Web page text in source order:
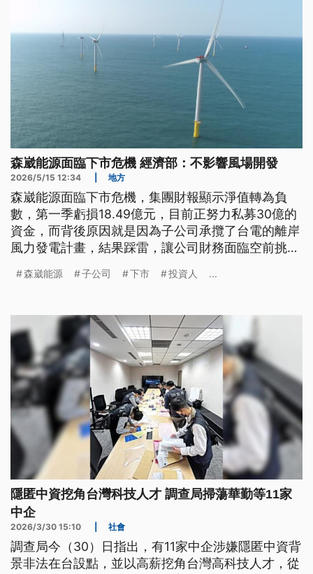
森崴能源面臨下市危機 經濟部：不影響風場開發
2026/5/15 12:34 地方
森崴能源面臨下市危機，集團財報顯示淨值轉為負
數，第一季虧損18.49億元，目前正努力私募30億的
資金，而背後原因就是因為子公司承攬了台電的離岸
風力發電計畫，結果踩雷，讓公司財務面臨空前挑
鑫表示，個別公司財務問題對整體風場開發沒有影
森崴能源 子公司 下市 投資人 ...
隱匿中資挖角台灣科技人才 調查局掃蕩華勤等11家
中企
2026/3/30 15:10 社會
調查局今（30）日指出，有11家中企涉嫌隱匿中資背
景非法在台設點，並以高薪挖角台灣高科技人才，從